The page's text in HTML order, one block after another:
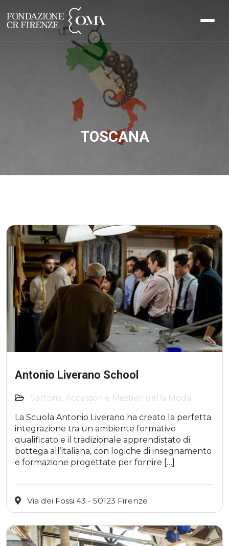
TOSCANA
Antonio Liverano School
Sartoria, Accessori e Mestieri della Moda
La Scuola Antonio Liverano ha creato la perfetta
integrazione tra un ambiente formativo
qualificato e il tradizionale apprendistato di
bottega all’italiana, con logiche di insegnamento
e formazione progettate per fornire […]
Via dei Fossi 43 - 50123 Firenze